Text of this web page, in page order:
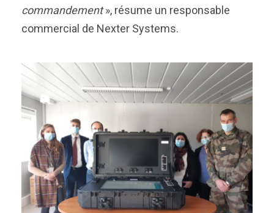
commandement», résume un responsable
commercial de Nexter Systems.